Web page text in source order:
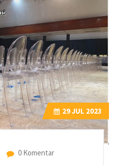
29JUL 2023
0 Komentar